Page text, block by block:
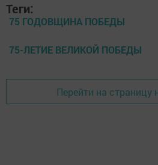
Теги:
75 ГОДОВЩИНА ПОБЕДЫ
75-ЛЕТИЕ ВЕЛИКОЙ ПОБЕДЫ
Перейти на страницу